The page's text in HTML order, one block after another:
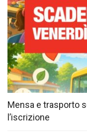
Mensa e trasporto
l’iscrizione